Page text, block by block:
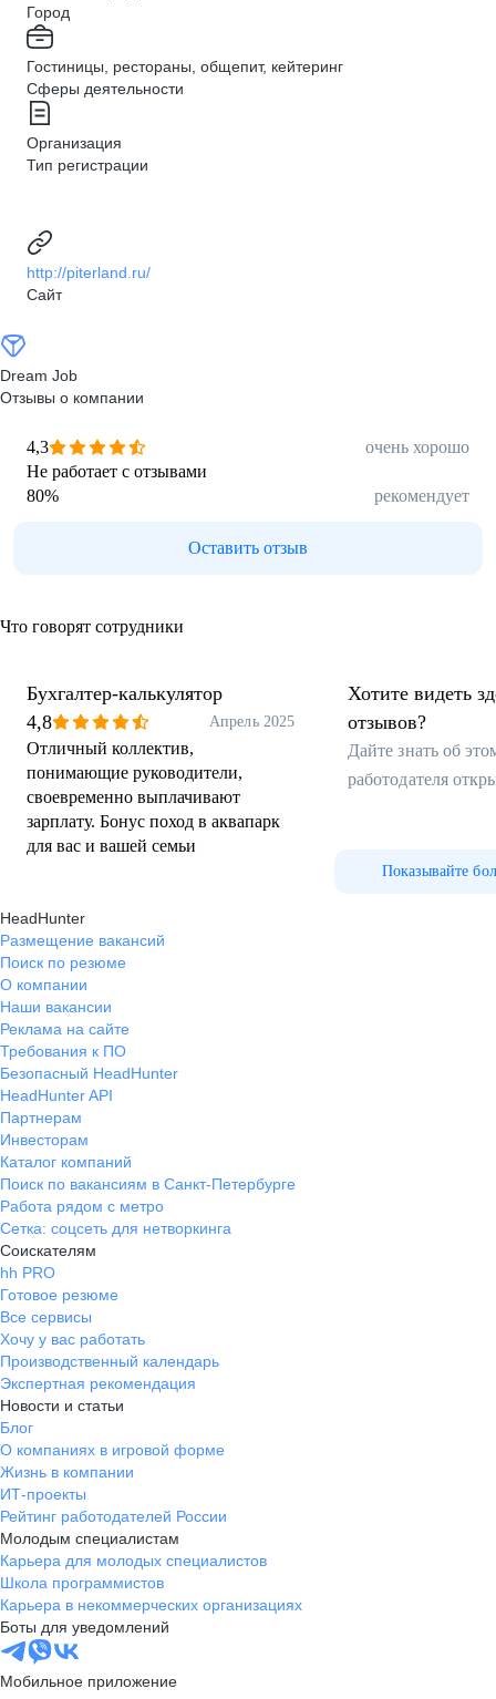
Город
Гостиницы, рестораны, общепит, кейтеринг
Сферы деятельности
Организация
Тип регистрации
http://piterland.ru/
Сайт
Dream Job
Отзывы о компании
4,3
очень хорошо
Не работает с отзывами
80% рекомендует
Оставить отзыв
Что говорят сотрудники
Бухгалтер-калькулятор
4,8
Апрель 2025
Отличный коллектив,
понимающие руководители,
своевременно выплачивают
зарплату. Бонус поход в аквапарк
для вас и вашей семьи
Хотите видеть
отзывов?
Дайте знать об
работодателя
Показывайте
HeadHunter
Размещение вакансий
Поиск по резюме
О компании
Наши вакансии
Реклама на сайте
Требования к ПО
Безопасный HeadHunter
HeadHunter API
Партнерам
Инвесторам
Каталог компаний
Поиск по вакансиям в Санкт-Петербурге
Работа рядом с метро
Сетка: соцсеть для нетворкинга
Соискателям
hh PRO
Готовое резюме
Все сервисы
Хочу у вас работать
Производственный календарь
Экспертная рекомендация
Новости и статьи
Блог
О компаниях в игровой форме
Жизнь в компании
ИТ-проекты
Рейтинг работодателей России
Молодым специалистам
Карьера для молодых специалистов
Школа программистов
Карьера в некоммерческих организациях
Боты для уведомлений
Мобильное приложение